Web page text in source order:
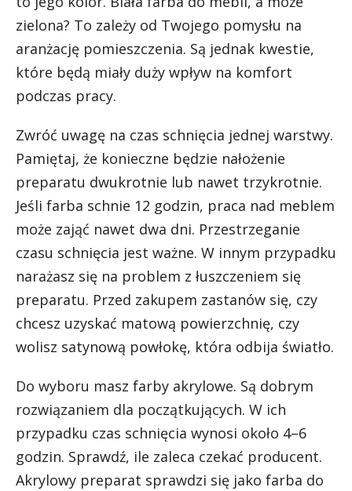
zielona? To zależy od Twojego pomysłu na
aranżację pomieszczenia. Są jednak kwestie,
które będą miały duży wpływ na komfort
podczas pracy.
Zwróć uwagę na czas schnięcia jednej warstwy.
Pamiętaj, że konieczne będzie nałożenie
preparatu dwukrotnie lub nawet trzykrotnie.
Jeśli farba schnie 12 godzin, praca nad meblem
może zająć nawet dwa dni. Przestrzeganie
czasu schnięcia jest ważne. W innym przypadku
narażasz się na problem z łuszczeniem się
preparatu. Przed zakupem zastanów się, czy
chcesz uzyskać matową powierzchnię, czy
wolisz satynową powłokę, która odbija światło.
Do wyboru masz farby akrylowe. Są dobrym
rozwiązaniem dla początkujących. W ich
przypadku czas schnięcia wynosi około 4–6
godzin. Sprawdź, ile zaleca czekać producent.
Akrylowy preparat sprawdzi się jako farba do